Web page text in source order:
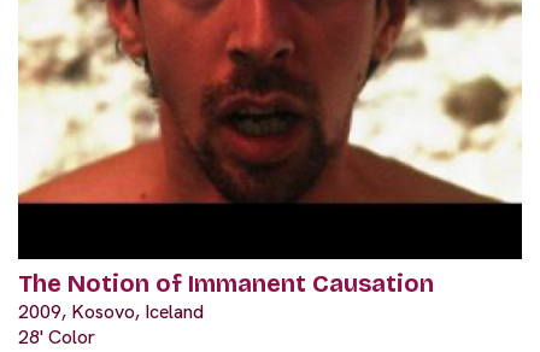
The Notion of Immanent Causation
2009, Kosovo, Iceland
28' Color